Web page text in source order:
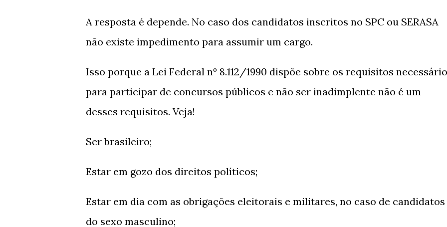
A resposta é depende. No caso dos candidatos inscritos no SPC ou SERASA
não existe impedimento para assumir um cargo.
Isso porque a Lei Federal nº 8.112/1990 dispõe sobre os requisitos
para participar de concursos públicos e não ser inadimplente não é um
desses requisitos. Veja!
Ser brasileiro;
Estar em gozo dos direitos políticos;
Estar em dia com as obrigações eleitorais e militares, no caso de candidatos
do sexo masculino;